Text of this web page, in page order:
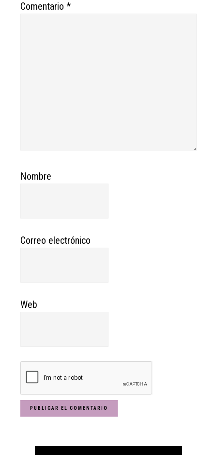
Comentario*
Nombre
Correo electrónico
Web
Primary